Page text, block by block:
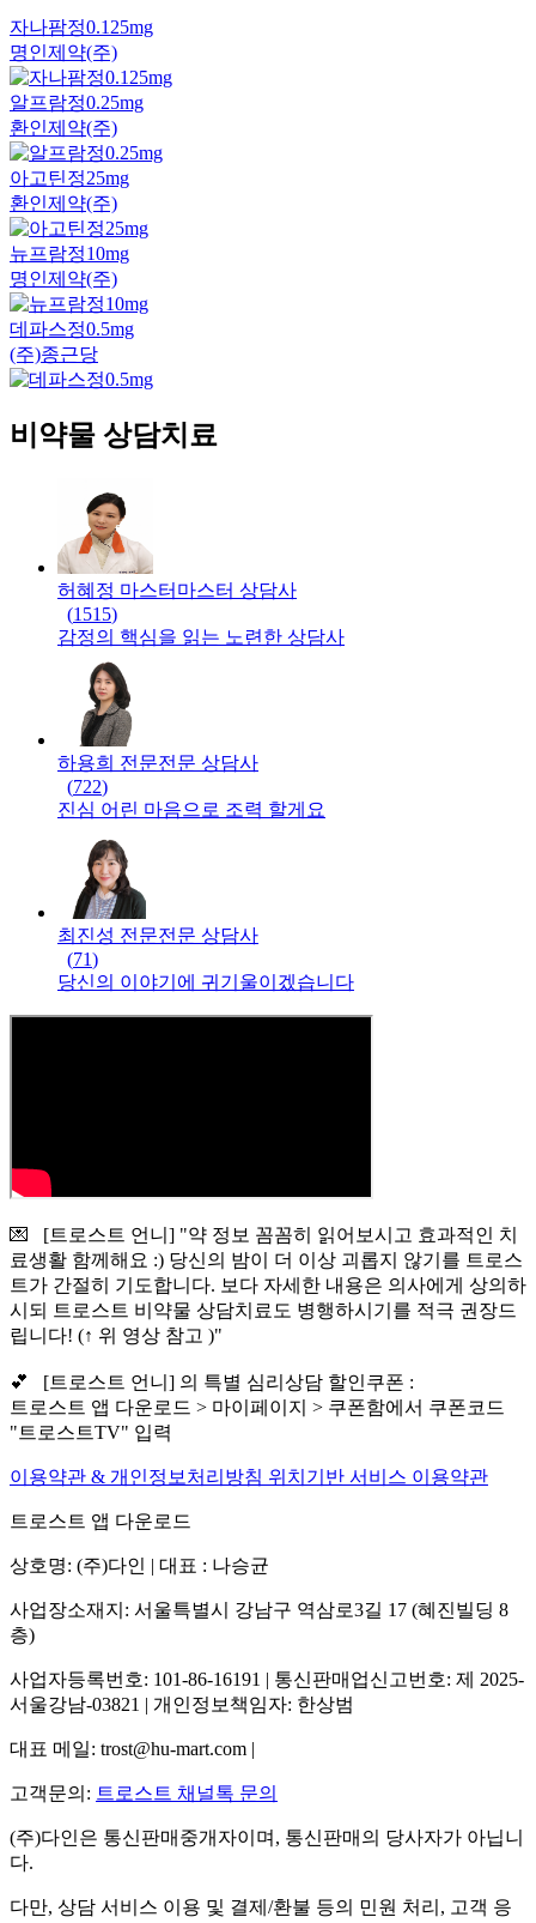
자나팜정0.125mg
명인제약(주)
알프람정0.25mg
환인제약(주)
아고틴정25mg
환인제약(주)
뉴프람정10mg
명인제약(주)
데파스정0.5mg
(주)종근당
비약물 상담치료
허혜정 마스터 마스터 상담사
(1515)
감정의 핵심을 읽는 노련한 상담사
하용희 전문전문 상담사
(722)
진심 어린 마음으로 조력 할게요
최진성 전문전문 상담사
(71)
당신의 이야기에 귀기울이겠습니다
💌 [트로스트 언니] "약 정보 꼼꼼히 읽어보시고 효과적인 치
료생활 함께해요 :) 당신의 밤이 더 이상 괴롭지 않기를 트로스
트가 간절히 기도합니다. 보다 자세한 내용은 의사에게 상의하
시되 트로스트 비약물 상담치료도 병행하시기를 적극 권장드
립니다! (↑ 위 영상 참고 )"
💕 [트로스트 언니] 의 특별 심리상담 할인쿠폰 :
트로스트 앱 다운로드 > 마이페이지 > 쿠폰함에서 쿠폰코드
"트로스트TV" 입력
이용약관 & 개인정보처리방침 위치기반 서비스 이용약관
트로스트 앱 다운로드
상호명: (주)다인 | 대표 : 나승균
사업장소재지: 서울특별시 강남구 역삼로3길 17 (혜진빌딩 8
층)
사업자등록번호: 101-86-16191 | 통신판매업신고번호: 제 2025-
서울강남-03821 | 개인정보책임자: 한상범
대표 메일: trost@hu-mart.com |
고객문의: 트로스트 채널톡 문의
(주)다인은 통신판매중개자이며, 통신판매의 당사자가 아닙니
다.
다만, 상담 서비스 이용 및 결제/환불 등의 민원 처리, 고객 응